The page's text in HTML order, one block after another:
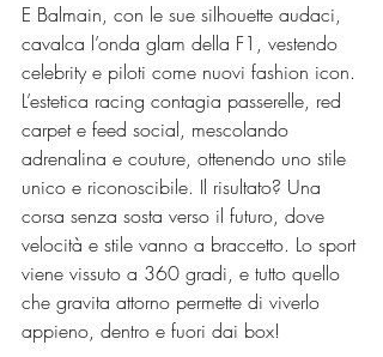
E Balmain, con le sue silhouette audaci,
cavalca l’onda glam della F1, vestendo
celebrity e piloti come nuovi fashion icon.
L’estetica racing contagia passerelle, red
carpet e feed social, mescolando
adrenalina e couture, ottenendo uno stile
unico e riconoscibile. Il risultato? Una
corsa senza sosta verso il futuro, dove
velocità e stile vanno a braccetto. Lo sport
viene vissuto a 360 gradi, e tutto quello
che gravita attorno permette di viverlo
appieno, dentro e fuori dai box!